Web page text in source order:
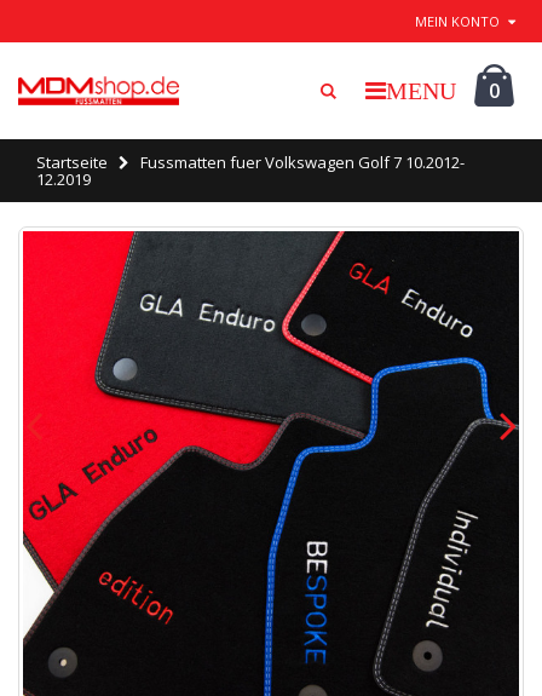
MEIN KONTO
0
Startseite Fussmatten fuer Volkswagen Golf 7 10.2012-
12.2019